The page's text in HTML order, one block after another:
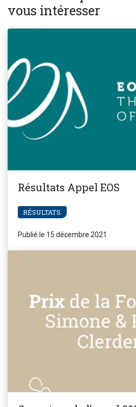
vous intéresser
Résultats Appel EOS
RÉSULTATS
Publié le 15 décembre 2021